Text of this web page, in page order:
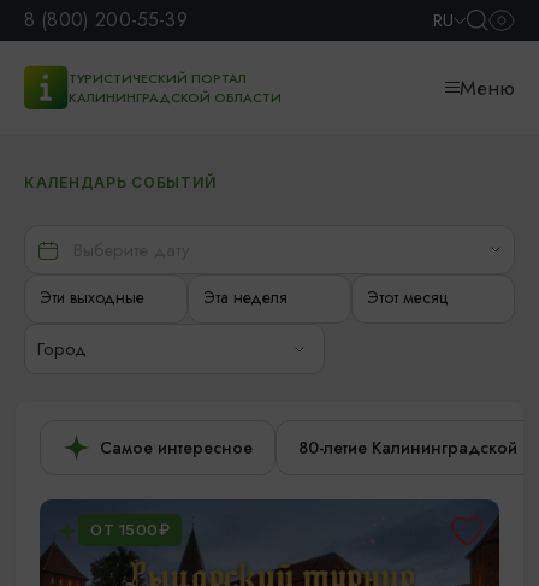
8 (800) 200-55-39 RU
ТУРИСТИЧЕСКИЙ ПОРТАЛ
КАЛИНИНГРАДСКОЙ ОБЛАСТИ
Меню
КАЛЕНДАРЬ СОБЫТИЙ
Эти выходные Эта неделя Этот месяц
Город
Самое интересное 80-летие Калининградской
ОТ 1500₽